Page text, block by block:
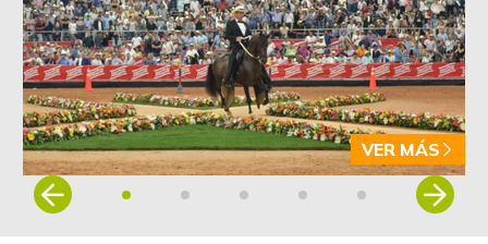
VER MÁS
Item